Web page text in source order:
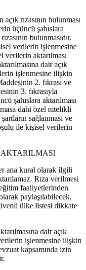
rızasının bulunması
üçüncü şahıslara
bulunmasıdır.
verilerin işlenmesine
verilerin aktarılması
dair açık
işlenmesine ilişkin
2. fıkrası ve
3. fıkrasıyla
şahıslara aktarılması
dahi özel nitelikli
sağlanması ve
ile kişisel verilerin
AKTARILMASI
ana kural olarak ilgili
Rıza verilmesi
faaliyetlerinden
paylaşılabilecek,
ülke listesi dikkate
dair açık
işlenmesine ilişkin
kapsamında izin